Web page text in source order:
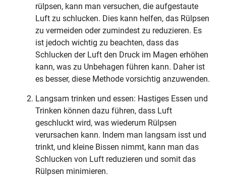
rülpsen, kann man versuchen, die aufgestaute
Luft zu schlucken. Dies kann helfen, das Rülpsen
zu vermeiden oder zumindest zu reduzieren. Es
ist jedoch wichtig zu beachten, dass das
Schlucken der Luft den Druck im Magen erhöhen
kann, was zu Unbehagen führen kann. Daher ist
es besser, diese Methode vorsichtig anzuwenden.
Langsam trinken und essen: Hastiges Essen und
Trinken können dazu führen, dass Luft
geschluckt wird, was wiederum Rülpsen
verursachen kann. Indem man langsam isst und
trinkt, und kleine Bissen nimmt, kann man das
Schlucken von Luft reduzieren und somit das
Rülpsen minimieren.